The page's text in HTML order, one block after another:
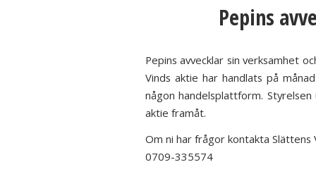
Pepins
Pepins avvecklar sin verksamhet
Vinds aktie har handlats på
någon handelsplattform.
aktie framåt.
Om ni har frågor kontakta
0709-335574